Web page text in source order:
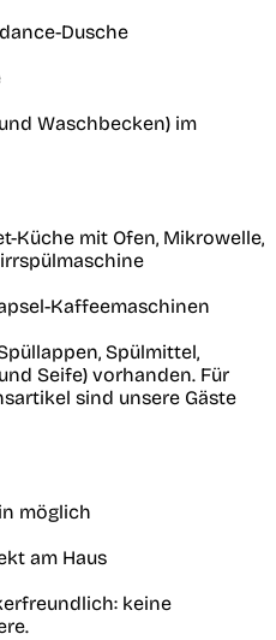
Dusche
Waschbecken) im
Küche mit Ofen, Mikrowelle,
Kaffeemaschinen
Spülmittel,
Seife) vorhanden. Für
sind unsere Gäste
möglich
am Haus
keine